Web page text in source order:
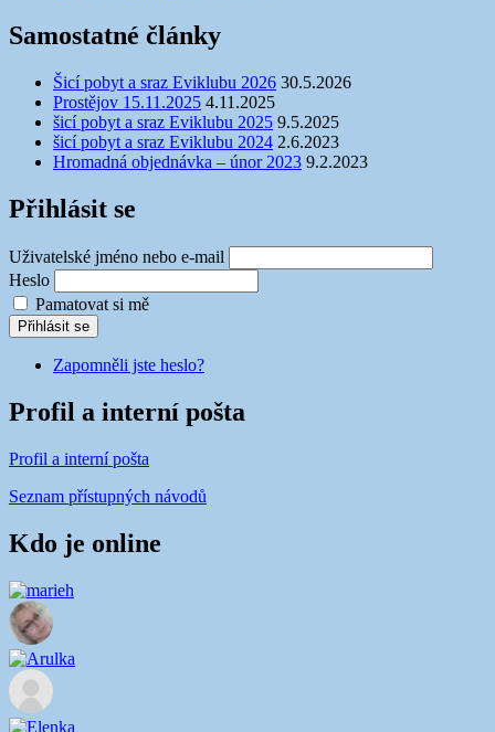
Samostatné články
Šicí pobyt a sraz Eviklubu 2026 30.5.2026
Prostějov 15.11.2025 4.11.2025
šicí pobyt a sraz Eviklubu 2025 9.5.2025
šicí pobyt a sraz Eviklubu 2024 2.6.2023
Hromadná objednávka – únor 2023 9.2.2023
Přihlásit se
Uživatelské jméno nebo e-mail
Heslo
Pamatovat si mě
Přihlásit se
Zapomněli jste heslo?
Profil a interní pošta
Profil a interní pošta
Seznam přístupných návodů
Kdo je online